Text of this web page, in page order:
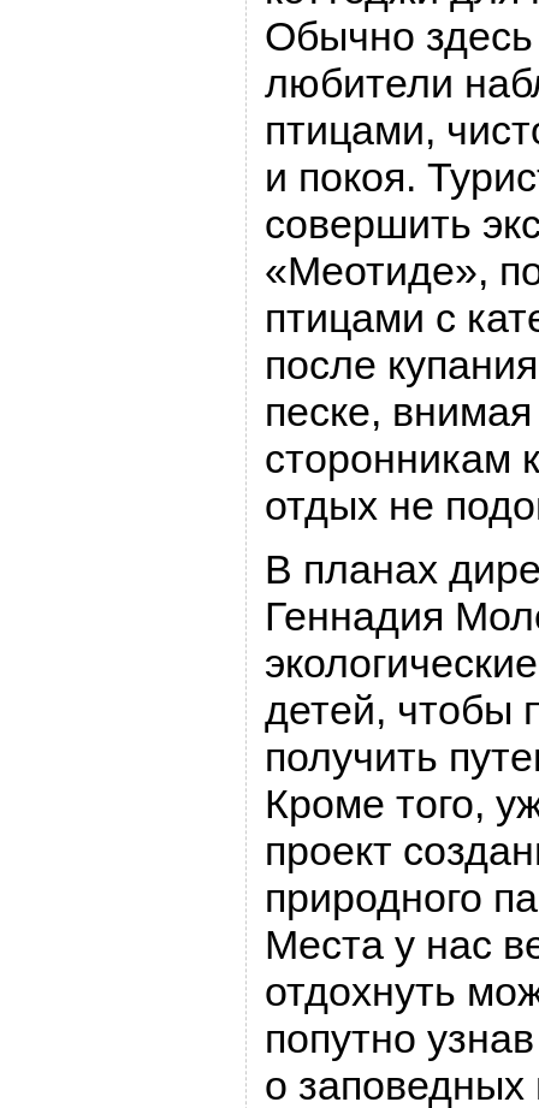
Обычно
любители
птицами,
и покоя.
совершить
«Меотиде»,
птицами с
после
песке,
сторонникам
отдых не
В планах
Геннадия
детей, чтобы
получить
Кроме того,
проект
природного
Места у нас
отдохнуть
попутно
о заповедных